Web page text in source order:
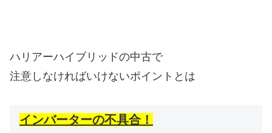
ハリアーハイブリッドの中古で
注意しなければいけないポイントとは
インバーターの不具合！